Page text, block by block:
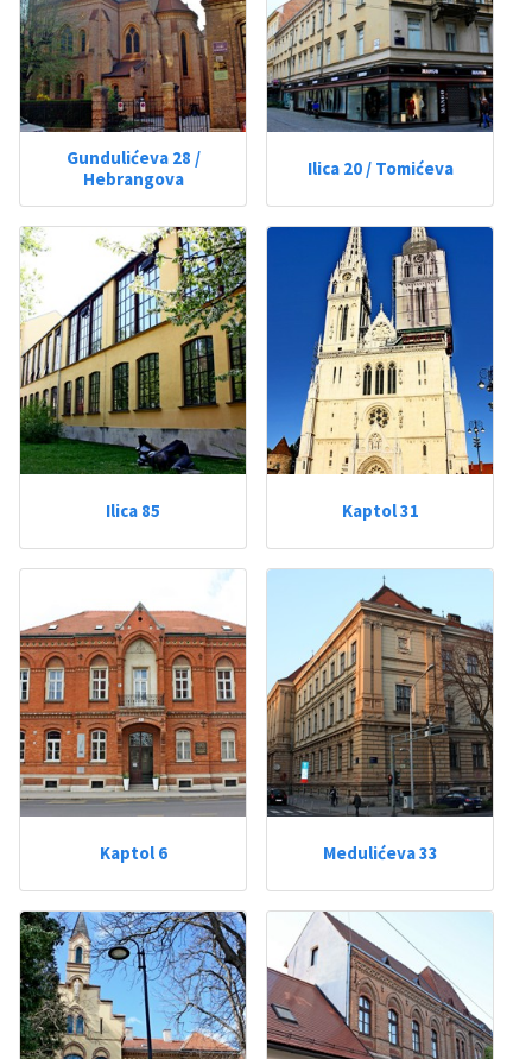
Gundulićeva 28 /
Hebrangova
Ilica 20 / Tomićeva
Ilica 85 Kaptol 31
Kaptol 6 Medulićeva 33